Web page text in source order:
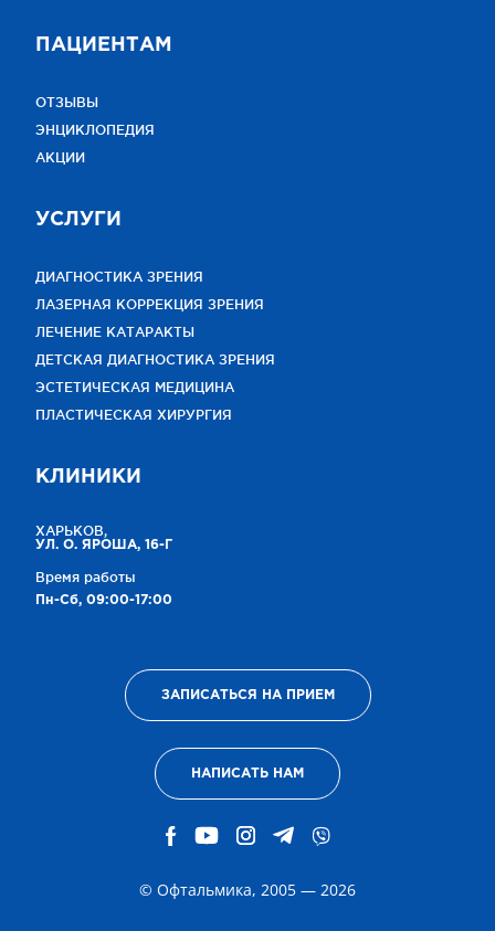
ПАЦИЕНТАМ
ОТЗЫВЫ
ЭНЦИКЛОПЕДИЯ
АКЦИИ
УСЛУГИ
ДИАГНОСТИКА ЗРЕНИЯ
ЛАЗЕРНАЯ КОРРЕКЦИЯ ЗРЕНИЯ
ЛЕЧЕНИЕ КАТАРАКТЫ
ДЕТСКАЯ ДИАГНОСТИКА ЗРЕНИЯ
ЭСТЕТИЧЕСКАЯ МЕДИЦИНА
ПЛАСТИЧЕСКАЯ ХИРУРГИЯ
КЛИНИКИ
ХАРЬКОВ,
УЛ. О. ЯРОША, 16-Г
Время работы
Пн-Сб, 09:00-17:00
ЗАПИСАТЬСЯ НА ПРИЕМ
НАПИСАТЬ НАМ
© Офтальмика, 2005 — 2026